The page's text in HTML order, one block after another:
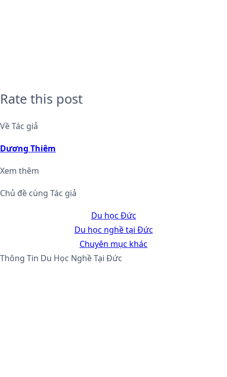
Rate this post
Về Tác giả
Dương Thiêm
Xem thêm
Chủ đề cùng Tác giả
Du học Đức
Du học nghề tại Đức
Chuyên mục khác
Thông Tin Du Học Nghề Tại Đức